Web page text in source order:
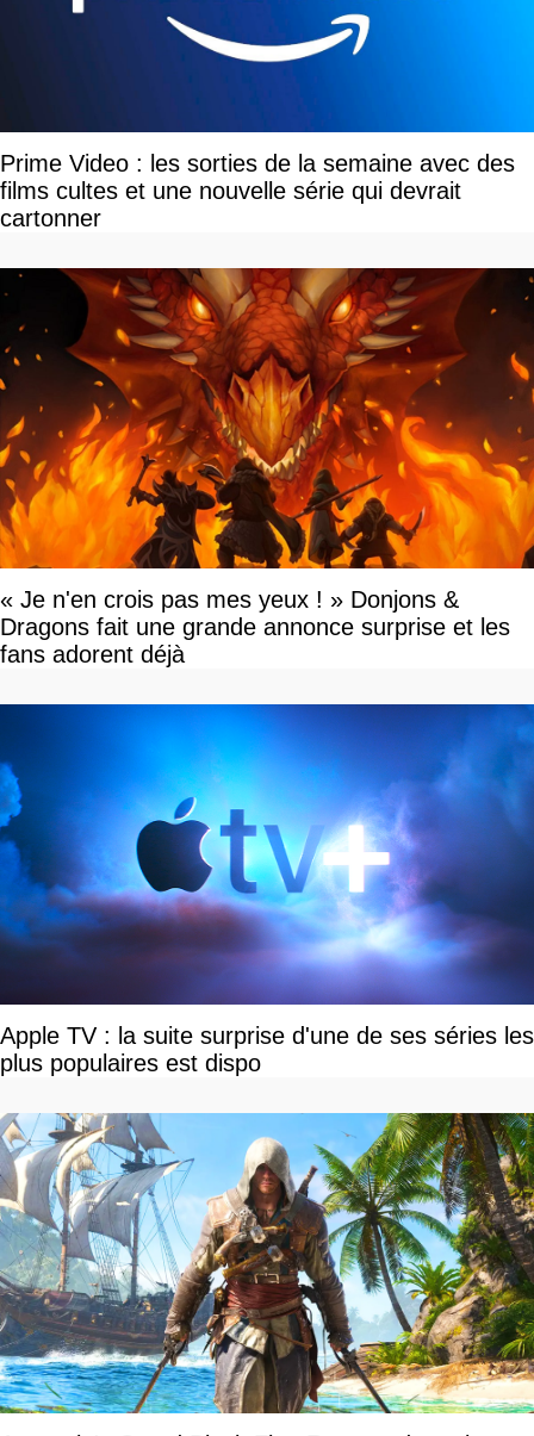
Prime Video : les sorties de la semaine avec des
films cultes et une nouvelle série qui devrait
cartonner
« Je n'en crois pas mes yeux ! » Donjons &
Dragons fait une grande annonce surprise et les
fans adorent déjà
Apple TV : la suite surprise d'une de ses séries les
plus populaires est dispo